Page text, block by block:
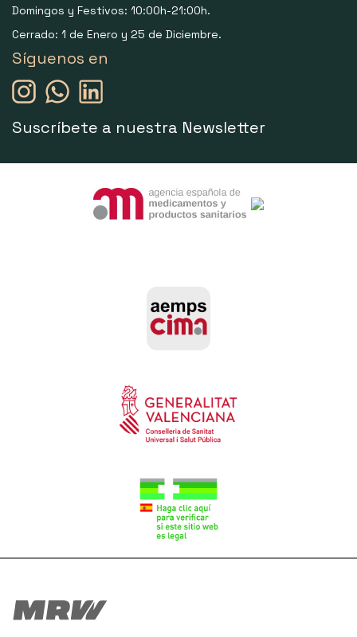
Domingos y Festivos: 10:00h-21:00h.
Cerrado: 1 de Enero y 25 de Diciembre.
Síguenos en
Suscríbete a nuestra Newsletter